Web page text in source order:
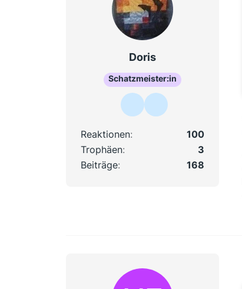
Doris
Schatzmeister:in
Reaktionen
100
Trophäen
3
Beiträge
168